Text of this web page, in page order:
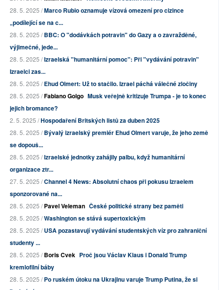
28. 5. 2025 /Marco Rubio oznamuje vízová omezení pro cizince
„podílející se na c...
28. 5. 2025 /BBC: O "dodávkách potravin" do Gazy a o zavražděné,
výjimečné, jede...
28. 5. 2025 /Izraelská "humanitární pomoc": Při "vydávání potravin"
Izraelci zas...
28. 5. 2025 /Ehud Olmert: Už to stačilo. Izrael páchá válečné zločiny
28. 5. 2025 /Fabiano Golgo Musk veřejně kritizuje Trumpa - je to konec
jejich bromance?
2. 5. 2025 /Hospodaření Britských listů za duben 2025
28. 5. 2025 /Bývalý izraelský premiér Ehud Olmert varuje, že jeho země
se dopouš...
28. 5. 2025 /Izraelské jednotky zahájily palbu, když humanitární
organizace ztr...
27. 5. 2025 /Channel 4 News: Absolutní chaos při pokusu Izraelem
sponzorované na...
28. 5. 2025 /Pavel Veleman České politické strany bez paměti
28. 5. 2025 /Washington se stává supertoxickým
28. 5. 2025 /USA pozastavují vydávání studentských víz pro zahraniční
studenty ...
28. 5. 2025 /Boris Cvek Proč jsou Václav Klaus i Donald Trump
kremlofilní báby
28. 5. 2025 /Po ruském útoku na Ukrajinu varuje Trump Putina, že si